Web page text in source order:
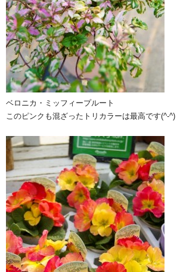
ベロニカ・ミッフィープルート
このピンクも混ざったトリカラーは最高です(^-^)